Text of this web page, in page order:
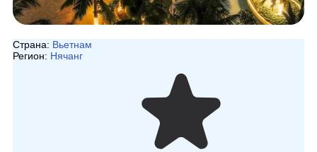
Страна: Вьетнам
Регион: Нячанг